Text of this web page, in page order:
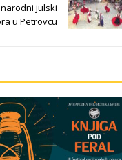
julski
u Petrovcu